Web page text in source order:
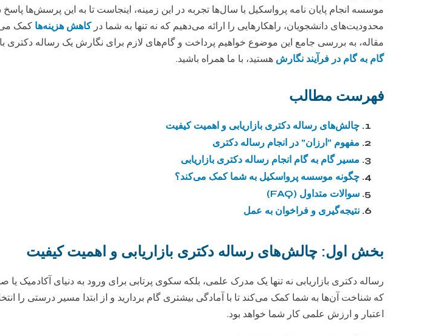
موسسه انجام پایان نامه پرواسکیل با سال‌ها تجربه در این زمینه، اینجاست تا به این پرسش‌ها
محدودیت‌های دانشجویان، راهکارهایی را ارائه می‌دهیم که نه تنها به شما درکاهش هزینه‌ها کمک
مقاله، به بررسی جامع این موضوع خواهیم پرداخت و گام‌های لازم برای نگارش یک رساله دکتری
گام به گام در فرآیند نگارش هستید، با ما همراه باشید.
فهرست مطالب
چالش‌های رساله دکتری بازاریابی و اهمیت کیفیت
مفهوم “ارزان” در انجام رساله دکتری
مسیر گام به گام انجام رساله دکتری بازاریابی
چگونه موسسه پرواسکیل به شما کمک می‌کند؟
سوالات متداول (FAQ)
نتیجه‌گیری و فراخوان به عمل
بخش اول: چالش‌های رساله دکتری بازاریابی و اهمیت کیفیت
رساله دکتری بازاریابی نه تنها یک مدرک علمی، بلکه سکوی پرتابی برای ورود به دنیای
که شناخت آن‌ها به شما کمک می‌کند تا با آمادگی بیشتری گام بردارید و از ابتدا مسیر درستی را
اعتبار و ارزش علمی کار شما خواهد بود.